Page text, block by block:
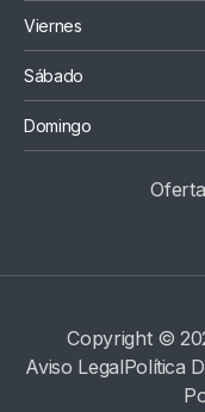
Viernes
Sábado
Domingo
Copyright ©
Aviso LegalPolítica